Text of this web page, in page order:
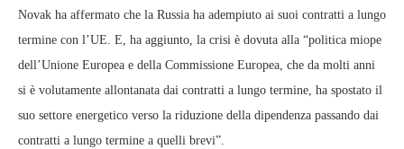
Novak ha affermato che la Russia ha adempiuto ai suoi contratti a lungo
termine con l’UE. E, ha aggiunto, la crisi è dovuta alla “politica miope
dell’Unione Europea e della Commissione Europea, che da molti anni
si è volutamente allontanata dai contratti a lungo termine, ha spostato il
suo settore energetico verso la riduzione della dipendenza passando dai
contratti a lungo termine a quelli brevi”.